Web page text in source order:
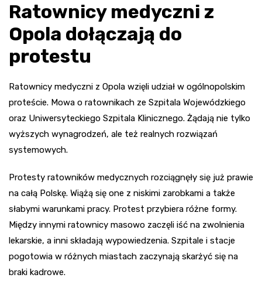
Ratownicy medyczni z
Opola dołączają do
protestu
Ratownicy medyczni z Opola wzięli udział w ogólnopolskim
proteście. Mowa o ratownikach ze Szpitala Wojewódzkiego
oraz Uniwersyteckiego Szpitala Klinicznego. Żądają nie tylko
wyższych wynagrodzeń, ale też realnych rozwiązań
systemowych.
Protesty ratowników medycznych rozciągnęły się już prawie
na całą Polskę. Wiążą się one z niskimi zarobkami a także
słabymi warunkami pracy. Protest przybiera różne formy.
Między innymi ratownicy masowo zaczęli iść na zwolnienia
lekarskie, a inni składają wypowiedzenia. Szpitale i stacje
pogotowia w różnych miastach zaczynają skarżyć się na
braki kadrowe.